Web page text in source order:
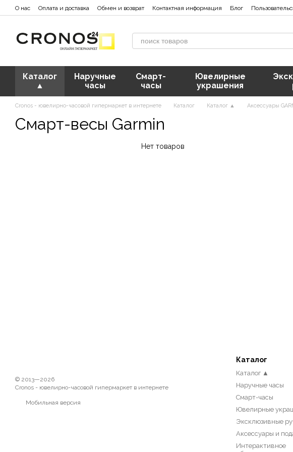
Перейти к основному контенту
О нас Оплата и доставка Обмен и возврат Контактная информация Блог
Каталог
▲
Наручные
часы
Смарт-
часы
Ювелирные
украшения
Cronos - ювелирно-часовой гипермаркет в интернете Каталог Каталог ▲ Аксессуары
Смарт-весы Garmin
Нет товаров
© 2013—2026
Cronos - ювелирно-часовой гипермаркет в интернете
Мобильная версия
Каталог
Каталог ▲
Наручные часы
Смарт-часы
Ювелирные
Эксклюзивные
Аксессуары и
Интерактивное